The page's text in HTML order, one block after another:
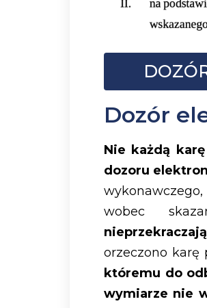
Dozór
Nie każdą
dozoru
wykonawczego,
wobec
orzeczono karę
któremu do
wymiarze nie